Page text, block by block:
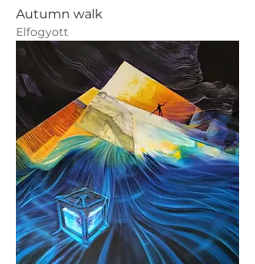
Autumn walk
Elfogyott